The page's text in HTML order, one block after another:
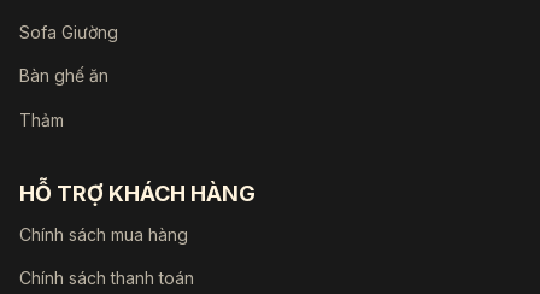
Sofa Giường
Bàn ghế ăn
Thảm
HỖ TRỢ KHÁCH HÀNG
Chính sách mua hàng
Chính sách thanh toán